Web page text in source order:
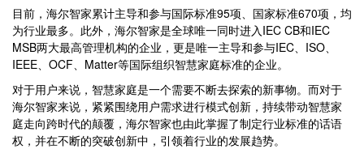
目前，海尔智家累计主导和参与国际标准95项、国家标准670项，均
为行业最多。此外，海尔智家是全球唯一同时进入IEC CB和IEC
MSB两大最高管理机构的企业，更是唯一主导和参与IEC、ISO、
IEEE、OCF、Matter等国际组织智慧家庭标准的企业。
对于用户来说，智慧家庭是一个需要不断去探索的新事物。而对于
海尔智家来说，紧紧围绕用户需求进行模式创新，持续带动智慧家
庭走向跨时代的颠覆，海尔智家也由此掌握了制定行业标准的话语
权，并在不断的突破创新中，引领着行业的发展趋势。